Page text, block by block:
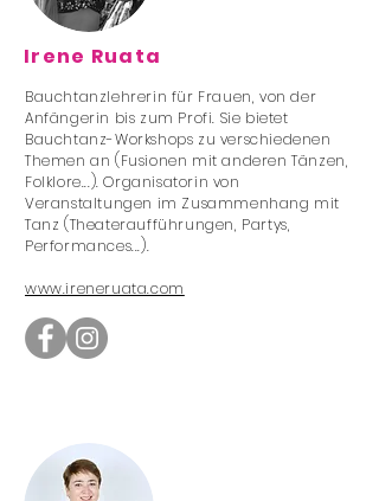
Irene Ruata
Bauchtanzlehrerin für Frauen, von der
Anfängerin bis zum Profi. Sie bietet
Bauchtanz-Workshops zu verschiedenen
Themen an (Fusionen mit anderen Tänzen,
Folklore...). Organisatorin von
Veranstaltungen im Zusammenhang mit
Tanz (Theateraufführungen, Partys,
Performances...).
www.ireneruata.com